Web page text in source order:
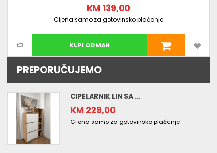
KM 139,00
Cijena samo za gotovinsko plaćanje
KUPI ODMAH
PREPORUČUJEMO
CIPELARNIK LIN SA ...
KM 229,00
Cijena samo za gotovinsko plaćanje